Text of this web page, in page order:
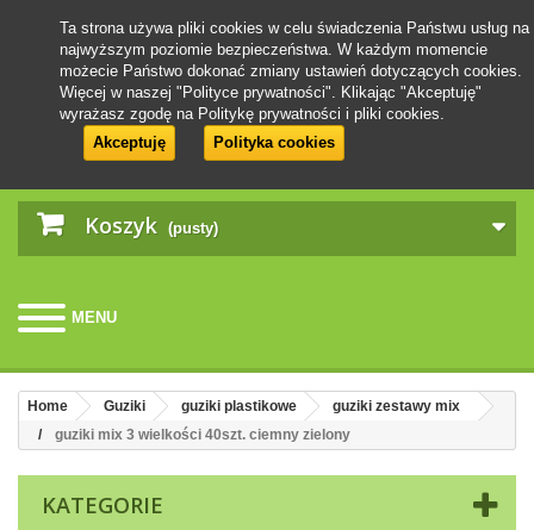
Koszyk (pusty)
MENU
Ta strona używa pliki cookies w celu świadczenia Państwu usług na
najwyższym poziomie bezpieczeństwa. W każdym momencie
możecie Państwo dokonać zmiany ustawień dotyczących cookies.
Więcej w naszej "Polityce prywatności". Klikając "Akceptuję"
wyrażasz zgodę na Politykę prywatności i pliki cookies.
Akceptuję
Polityka cookies
Home Guziki guziki plastikowe
guziki zestawy mix
guziki mix 3 wielkości 40szt. ciemny zielony
KATEGORIE